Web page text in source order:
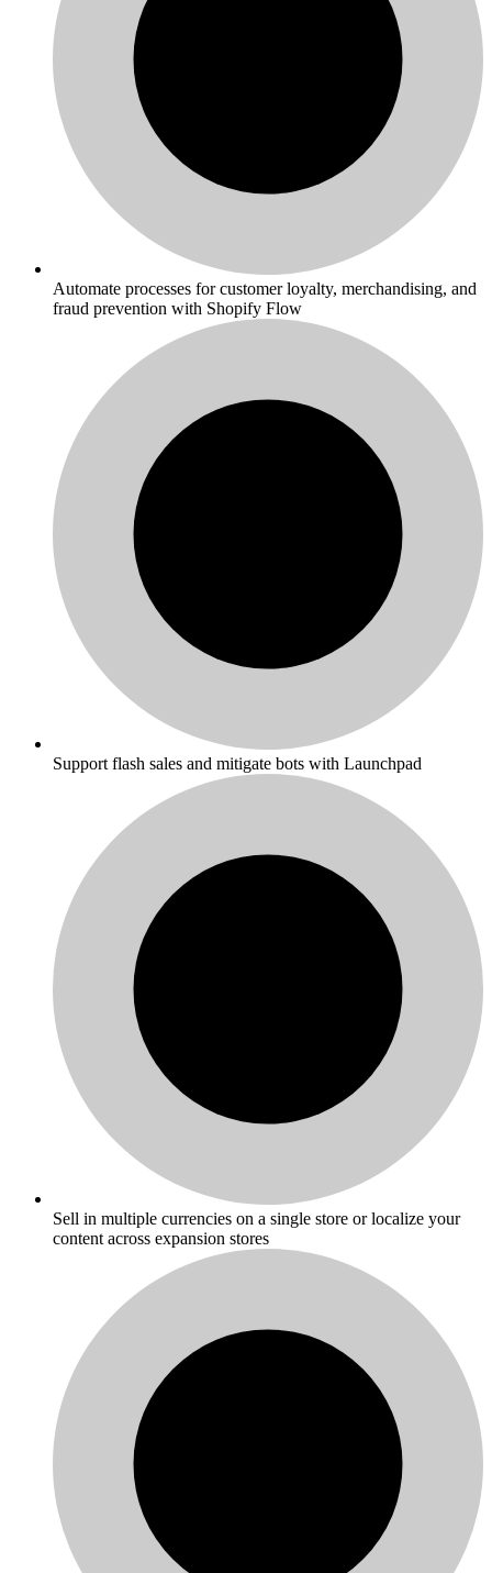
Automate processes for customer loyalty, merchandising, and
fraud prevention with Shopify Flow
Support flash sales and mitigate bots with Launchpad
Sell in multiple currencies on a single store or localize your
content across expansion stores